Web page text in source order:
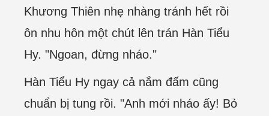
Khương Thiên nhẹ nhàng tránh hết rồi
ôn nhu hôn một chút lên trán Hàn Tiểu
Hy. "Ngoan, đừng nháo."
Hàn Tiểu Hy ngay cả nắm đấm cũng
chuẩn bị tung rồi. "Anh mới nháo ấy! Bỏ